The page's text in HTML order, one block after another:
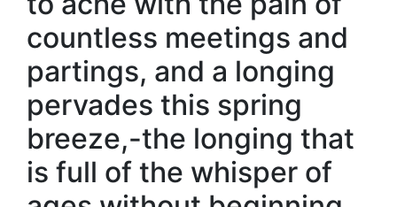
countless meetings and
partings, and a longing
pervades this spring
breeze,-the longing that
is full of the whisper of